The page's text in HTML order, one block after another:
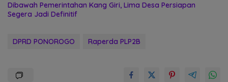
Dibawah Pemerintahan Kang Giri, Lima Desa Persiapan
Segera Jadi Definitif
DPRD PONOROGO Raperda PLP2B